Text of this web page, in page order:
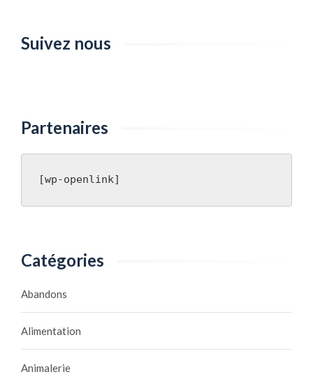
s
p
r
o
e
n
Suivez nous
Partenaires
[wp-openlink]
Catégories
Abandons
Alimentation
Animalerie